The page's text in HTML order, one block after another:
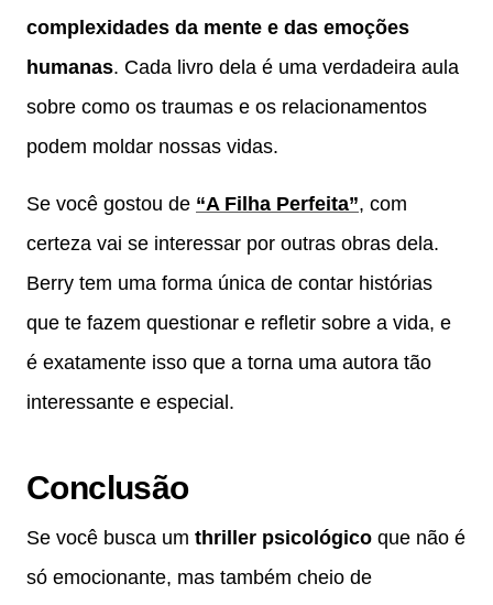
complexidades da mente e das emoções
humanas. Cada livro dela é uma verdadeira aula
sobre como os traumas e os relacionamentos
podem moldar nossas vidas.
Se você gostou de “A Filha Perfeita”, com
certeza vai se interessar por outras obras dela.
Berry tem uma forma única de contar histórias
que te fazem questionar e refletir sobre a vida, e
é exatamente isso que a torna uma autora tão
interessante e especial.
Conclusão
Se você busca um thriller psicológico que não é
só emocionante, mas também cheio de